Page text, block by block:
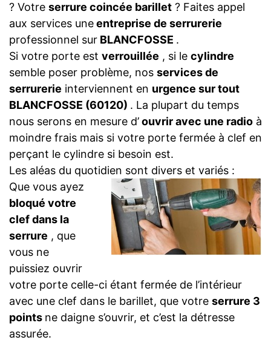
? Votre serrure coincée barillet ? Faites appel
aux services uneentreprise de serrurerie
professionnel sur BLANCFOSSE .
Si votre porte est verrouillée , si le cylindre
semble poser problème, nos services de
serrurerie interviennent en urgence sur tout
BLANCFOSSE (60120) . La plupart du temps
nous serons en mesure d’ouvrir avec une radio à
moindre frais mais si votre porte fermée à clef en
perçant le cylindre si besoin est.
Les aléas du quotidien sont divers et variés :
Que vous ayez
bloqué votre
clef dans la
serrure , que
vous ne
puissiez ouvrir
votre porte celle-ci étant fermée de l’intérieur
avec une clef dans le barillet, que votre serrure 3
points ne daigne s’ouvrir, et c’est la détresse
assurée.